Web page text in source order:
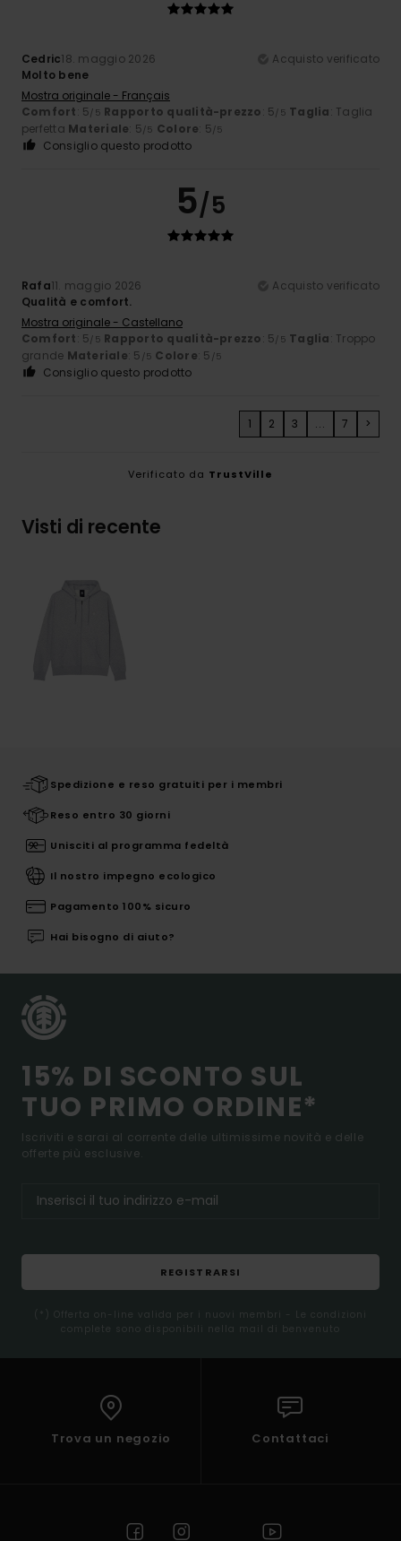
Cedric18. maggio 2026
Acquisto verificato
Molto bene
Mostra originale - Français
Comfort: 5 /5 Rapporto qualità-prezzo: 5 /5 Taglia: Taglia
perfetta Materiale: 5 /5 Colore: 5 /5
Consiglio questo prodotto
5/5
Rafa11. maggio 2026
Acquisto verificato
Qualità e comfort.
Mostra originale - Castellano
Comfort: 5 /5 Rapporto qualità-prezzo: 5 /5 Taglia: Troppo
grande Materiale: 5 /5 Colore: 5 /5
Consiglio questo prodotto
1 2 3 ... 7 >
Verificato da TrustVille
Visti di recente
Spedizione e reso gratuiti per i membri
Reso entro 30 giorni
Unisciti al programma fedeltà
Il nostro impegno ecologico
Pagamento 100% sicuro
Hai bisogno di aiuto?
15% DI SCONTO SUL
TUO PRIMO ORDINE*
Iscriviti e sarai al corrente delle ultimissime novità e delle
offerte più esclusive.
REGISTRARSI
(*) Offerta on-line valida per i nuovi membri - Le condizioni
complete sono disponibili nella mail di benvenuto
Trova un negozio Contattaci